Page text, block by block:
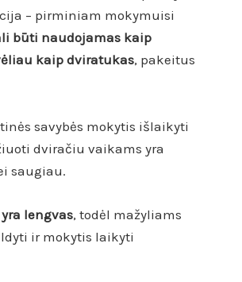
– pirminiam mokymuisi
būti naudojamas kaip
kaip dviratukas, pakeitus
savybės mokytis išlaikyti
dviračiu vaikams yra
saugiau.
lengvas, todėl mažyliams
ir mokytis laikyti